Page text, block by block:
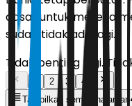
dasar untuk mereka
sudah tidak ada lagi.
Tidak penting lagi.
2 3
4
Tampilkan semua halaman